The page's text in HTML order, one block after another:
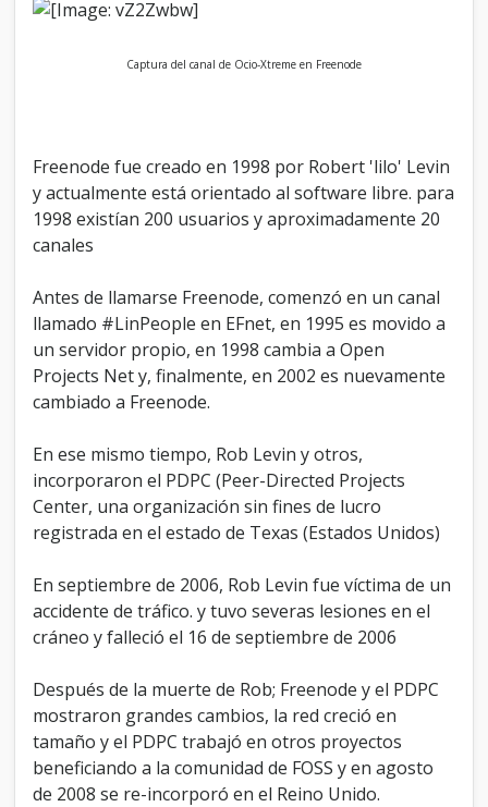
Captura del canal de Ocio-Xtreme en Freenode
Freenode fue creado en 1998 por Robert 'lilo' Levin
y actualmente está orientado al software libre. para
1998 existían 200 usuarios y aproximadamente 20
canales
Antes de llamarse Freenode, comenzó en un canal
llamado #LinPeople en EFnet, en 1995 es movido a
un servidor propio, en 1998 cambia a Open
Projects Net y, finalmente, en 2002 es nuevamente
cambiado a Freenode.
En ese mismo tiempo, Rob Levin y otros,
incorporaron el PDPC (Peer-Directed Projects
Center, una organización sin fines de lucro
registrada en el estado de Texas (Estados Unidos)
En septiembre de 2006, Rob Levin fue víctima de un
accidente de tráfico. y tuvo severas lesiones en el
cráneo y falleció el 16 de septiembre de 2006
Después de la muerte de Rob; Freenode y el PDPC
mostraron grandes cambios, la red creció en
tamaño y el PDPC trabajó en otros proyectos
beneficiando a la comunidad de FOSS y en agosto
de 2008 se re-incorporó en el Reino Unido.